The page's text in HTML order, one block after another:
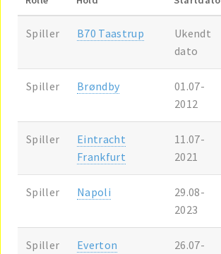
Spiller B70 Taastrup
Ukendt
dato
Spiller Brøndby
01.07-
2012
Spiller
Eintracht
Frankfurt
11.07-
2021
Spiller Napoli
29.08-
2023
Spiller Everton
26.07-